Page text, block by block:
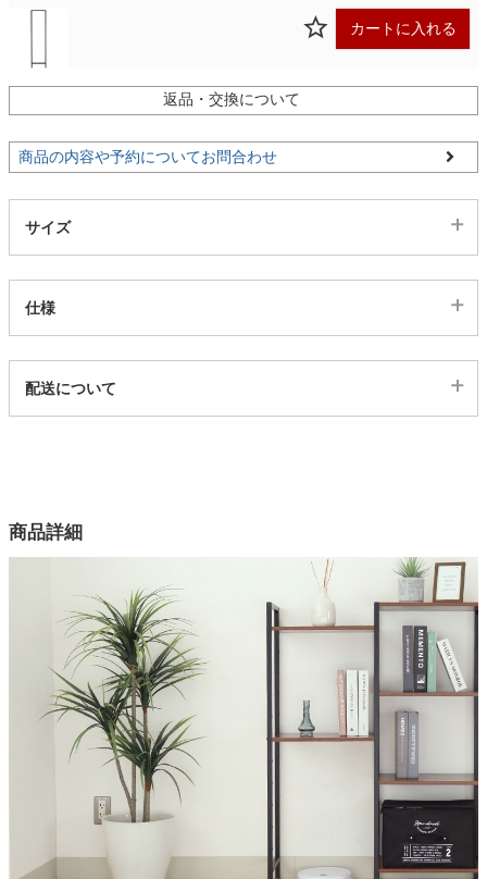
生活用品
カートに入れる
返品・交換について
商品の内容や予約についてお問合わせ
サイズ
仕様
24100517
2色
配送について
商品詳細